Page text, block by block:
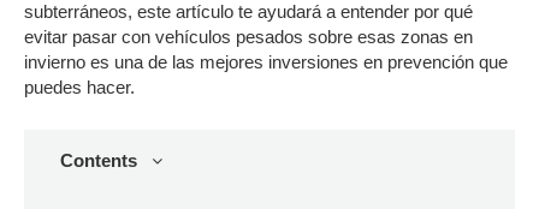
subterráneos, este artículo te ayudará a entender por qué
evitar pasar con vehículos pesados sobre esas zonas en
invierno es una de las mejores inversiones en prevención que
puedes hacer.
Contents